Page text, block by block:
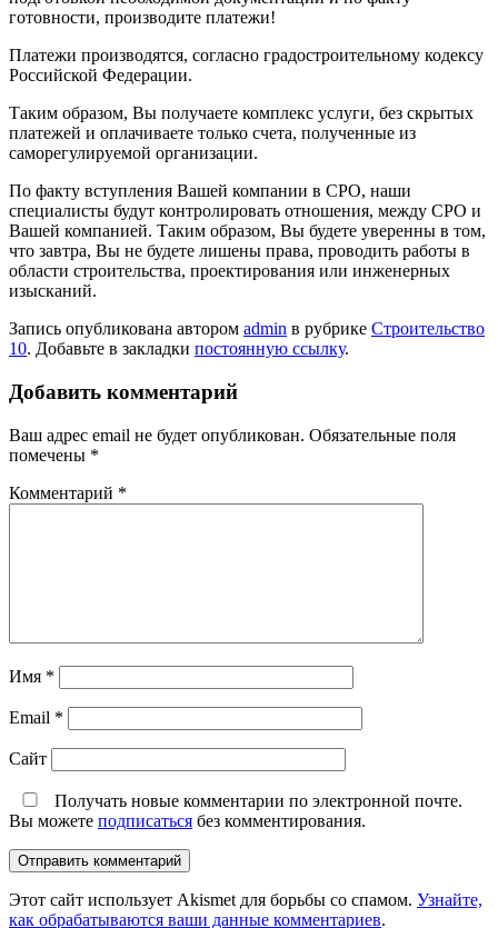
готовности, производите платежи!
Платежи производятся, согласно градостроительному кодексу
Российской Федерации.
Таким образом, Вы получаете комплекс услуги, без скрытых
платежей и оплачиваете только счета, полученные из
саморегулируемой организации.
По факту вступления Вашей компании в СРО, наши
специалисты будут контролировать отношения, между СРО и
Вашей компанией. Таким образом, Вы будете уверенны в том,
что завтра, Вы не будете лишены права, проводить работы в
области строительства, проектирования или инженерных
изысканий.
Запись опубликована автором admin в рубрике Строительство
10. Добавьте в закладки постоянную ссылку.
Добавить комментарий
Ваш адрес email не будет опубликован. Обязательные поля
помечены *
Комментарий *
Имя *
Email *
Сайт
Получать новые комментарии по электронной почте.
Вы можете подписаться без комментирования.
Этот сайт использует Akismet для борьбы со спамом. Узнайте,
как обрабатываются ваши данные комментариев.